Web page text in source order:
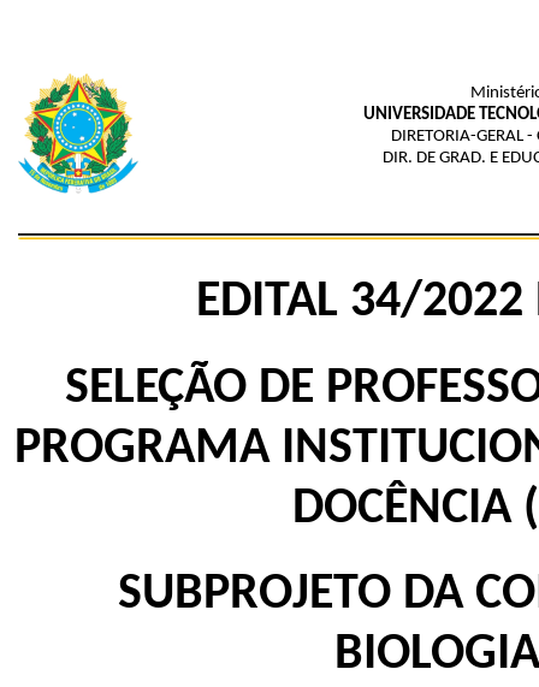
UNIVERSIDADE
DIRETORIA-GERAL
DIR. DE GRAD. E
EDITAL 34/2022
SELEÇÃO DE
PROGRAMA
DOCÊNCIA
SUBPROJETO DA